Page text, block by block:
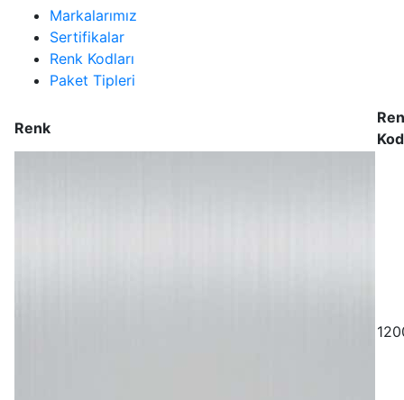
Markalarımız
Sertifikalar
Renk Kodları
Paket Tipleri
Renk